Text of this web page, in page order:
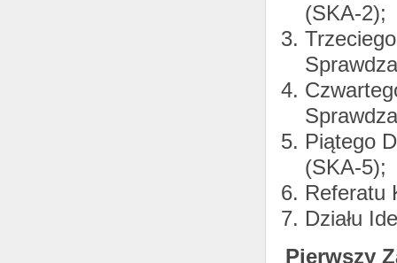
(SKA-2);
Piątego
(SKA-5);
Referatu
Działu
Pierwszy